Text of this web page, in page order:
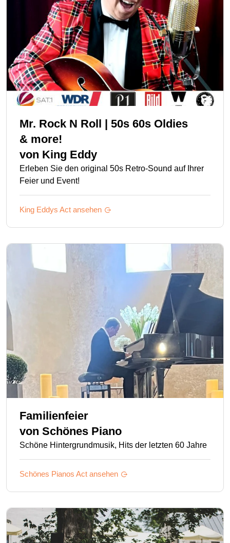
Mr. Rock N Roll | 50s 60s Oldies
& more!
von King Eddy
Erleben Sie den original 50s Retro-Sound auf Ihrer
Feier und Event!
King Eddys Act ansehen
Familienfeier
von Schönes Piano
Schöne Hintergrundmusik, Hits der letzten 60 Jahre
Schönes Pianos Act ansehen